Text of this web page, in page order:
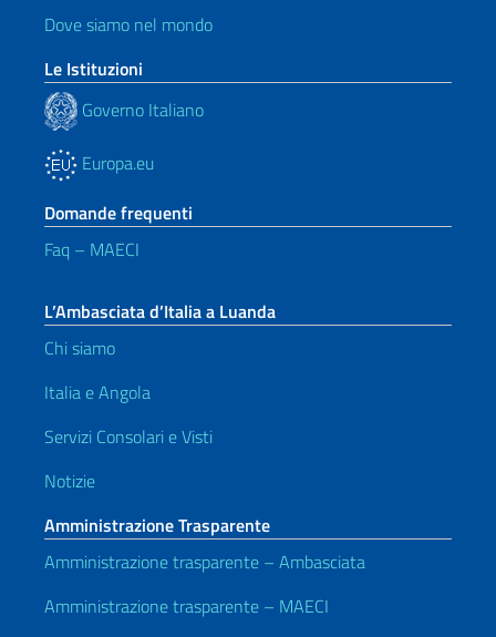
Dove siamo nel mondo
Le Istituzioni
Governo Italiano
Europa.eu
Domande frequenti
Faq – MAECI
L’Ambasciata d’Italia a Luanda
Chi siamo
Italia e Angola
Servizi Consolari e Visti
Notizie
Amministrazione Trasparente
Amministrazione trasparente – Ambasciata
Amministrazione trasparente – MAECI